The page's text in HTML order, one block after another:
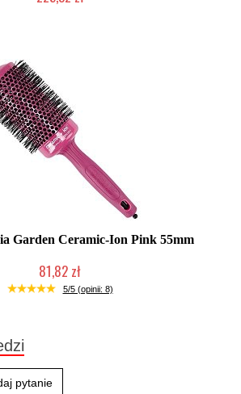
Garden Ceramic-Ion Pink 55mm
81,82 zł
Produkt wycofany
5/5 (opinii: 8)
pytanie